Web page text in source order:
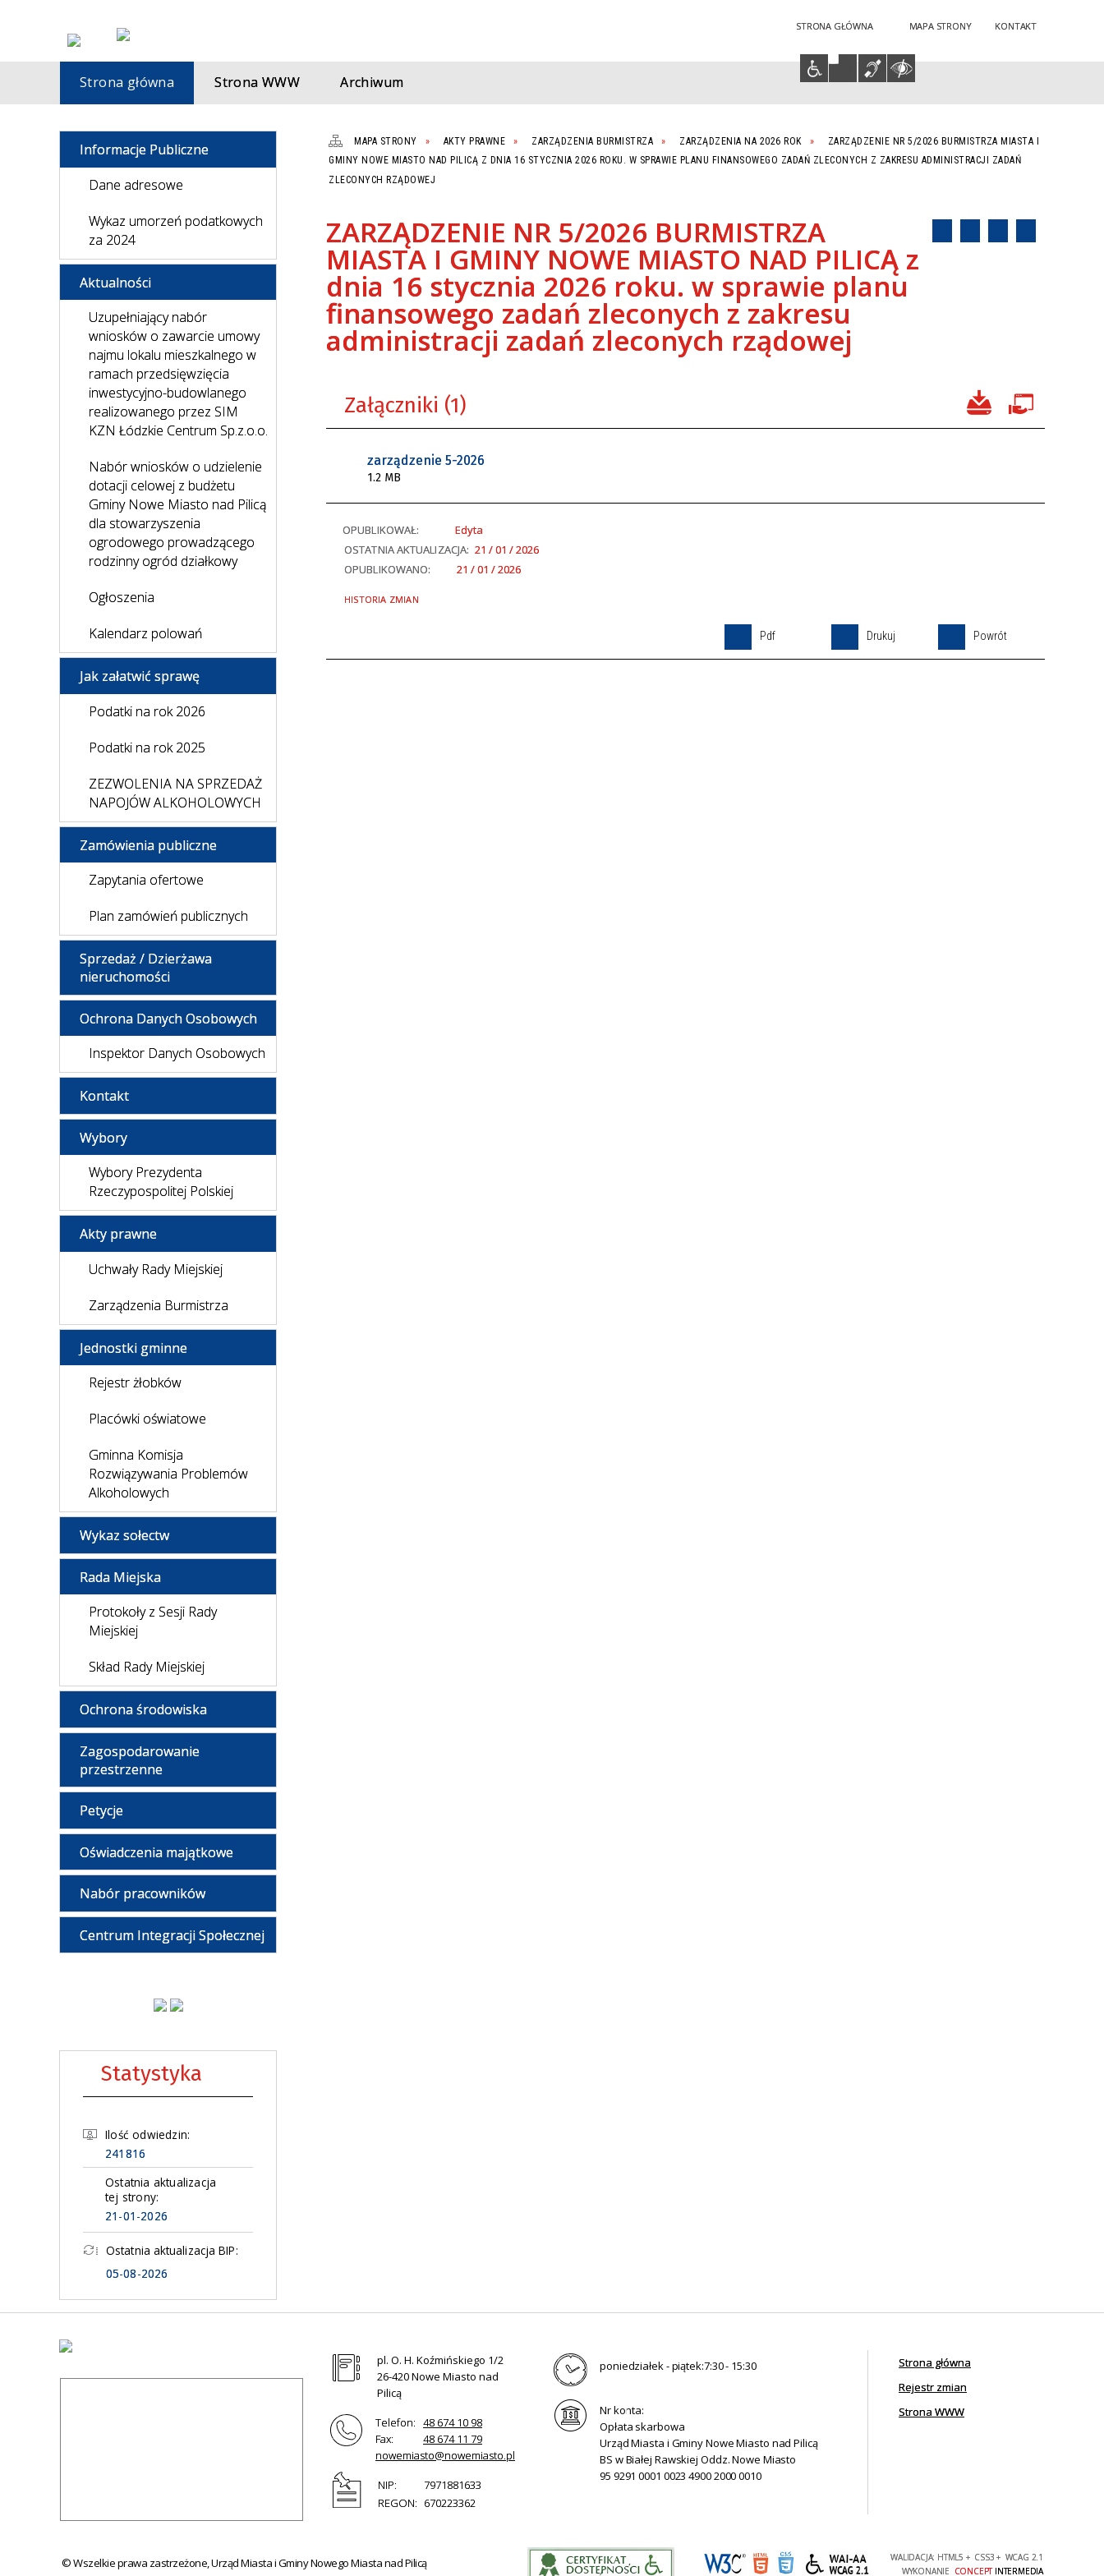
STRONA GŁÓWNA MAPA STRONY KONTAKT
Strona główna Strona WWW Archiwum
Informacje Publiczne
Dane adresowe
Wykaz umorzeń podatkowych
za 2024
Aktualności
Uzupełniający nabór
wniosków o zawarcie umowy
najmu lokalu mieszkalnego w
ramach przedsięwzięcia
inwestycyjno-budowlanego
realizowanego przez SIM
KZN Łódzkie Centrum Sp.z.o.o.
Nabór wniosków o udzielenie
dotacji celowej z budżetu
Gminy Nowe Miasto nad Pilicą
dla stowarzyszenia
ogrodowego prowadzącego
rodzinny ogród działkowy
Ogłoszenia
Kalendarz polowań
Jak załatwić sprawę
Podatki na rok 2026
Podatki na rok 2025
ZEZWOLENIA NA SPRZEDAŻ
NAPOJÓW ALKOHOLOWYCH
Zamówienia publiczne
Zapytania ofertowe
Plan zamówień publicznych
Sprzedaż / Dzierżawa
nieruchomości
Ochrona Danych Osobowych
Inspektor Danych Osobowych
Kontakt
Wybory
Wybory Prezydenta
Rzeczypospolitej Polskiej
Akty prawne
Uchwały Rady Miejskiej
Zarządzenia Burmistrza
Jednostki gminne
Rejestr żłobków
Placówki oświatowe
Gminna Komisja
Rozwiązywania Problemów
Alkoholowych
Wykaz sołectw
Rada Miejska
Protokoły z Sesji Rady
Miejskiej
Skład Rady Miejskiej
Ochrona środowiska
Zagospodarowanie
przestrzenne
Petycje
Oświadczenia majątkowe
Nabór pracowników
Centrum Integracji Społecznej
Statystyka
Ilość odwiedzin:
241816
Ostatnia aktualizacja
tej strony:
21-01-2026
Ostatnia aktualizacja BIP:
05-08-2026
MAPA STRONY AKTY PRAWNE ZARZĄDZENIA BURMISTRZA ZARZĄDZENIA NA 2026 ROK
ZARZĄDZENIE NR 5/2026 BURMISTRZA MIASTA I
GMINY NOWE MIASTO NAD PILICĄ Z DNIA 16 STYCZNIA 2026 ROKU. W SPRAWIE PLANU FINANSOWEGO ZADAŃ ZLECONYCH Z ZAKRESU ADMINISTRACJI ZADAŃ
ZLECONYCH RZĄDOWEJ
ZARZĄDZENIE NR 5/2026 BURMISTRZA
MIASTA I GMINY NOWE MIASTO NAD PILICĄ z
dnia 16 stycznia 2026 roku. w sprawie planu
finansowego zadań zleconych z zakresu
administracji zadań zleconych rządowej
Załączniki (1)
zarządzenie 5-2026
1.2 MB
OPUBLIKOWAŁ:
Edyta
OSTATNIA AKTUALIZACJA: 21 / 01 / 2026
OPUBLIKOWANO:
21 / 01 / 2026
HISTORIA ZMIAN
Pdf Drukuj Powrót
pl. O. H. Koźmińskiego 1/2
26-420 Nowe Miasto nad
Pilicą
Telefon: 48 674 10 98
Fax:
48 674 11 79
nowemiasto@nowemiasto.pl
NIP:
7971881633
REGON: 670223362
poniedziałek - piątek:7:30 - 15:30
Nr konta:
Opłata skarbowa
Urząd Miasta i Gminy Nowe Miasto nad Pilicą
BS w Białej Rawskiej Oddz. Nowe Miasto
95 9291 0001 0023 4900 2000 0010
Strona główna
Rejestr zmian
Strona WWW
© Wszelkie prawa zastrzeżone, Urząd Miasta i Gminy Nowego Miasta nad Pilicą WALIDACJA: HTML5 + CSS3 + WCAG 2.1
WYKONANIE CONCEPTINTERMEDIA